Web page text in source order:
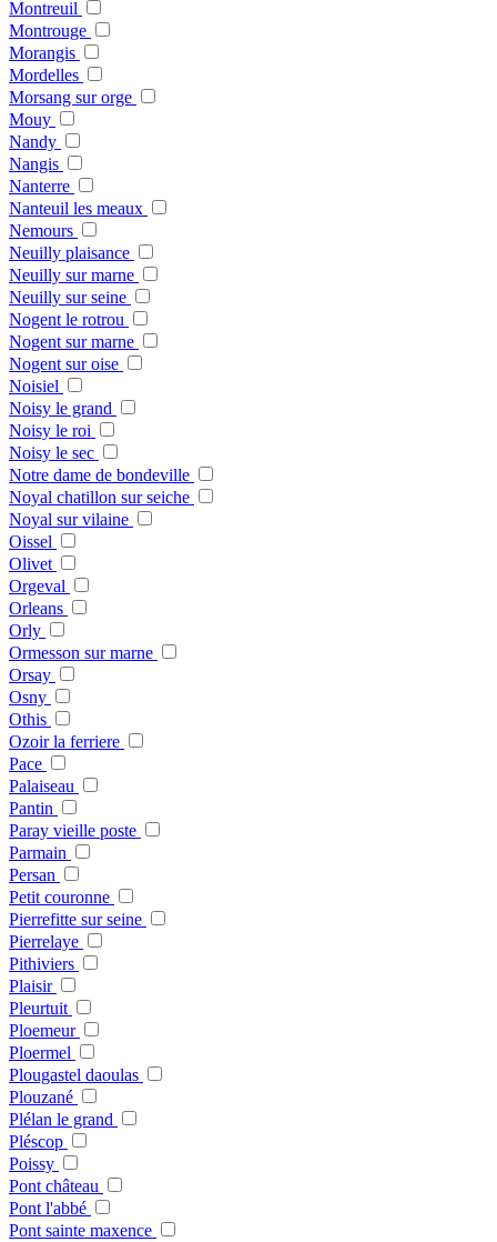
Montreuil
Montrouge
Morangis
Mordelles
Morsang sur orge
Mouy
Nandy
Nangis
Nanterre
Nanteuil les meaux
Nemours
Neuilly plaisance
Neuilly sur marne
Neuilly sur seine
Nogent le rotrou
Nogent sur marne
Nogent sur oise
Noisiel
Noisy le grand
Noisy le roi
Noisy le sec
Notre dame de bondeville
Noyal chatillon sur seiche
Noyal sur vilaine
Oissel
Olivet
Orgeval
Orleans
Orly
Ormesson sur marne
Orsay
Osny
Othis
Ozoir la ferriere
Pace
Palaiseau
Pantin
Paray vieille poste
Parmain
Persan
Petit couronne
Pierrefitte sur seine
Pierrelaye
Pithiviers
Plaisir
Pleurtuit
Ploemeur
Ploermel
Plougastel daoulas
Plouzané
Plélan le grand
Pléscop
Poissy
Pont château
Pont l'abbé
Pont sainte maxence